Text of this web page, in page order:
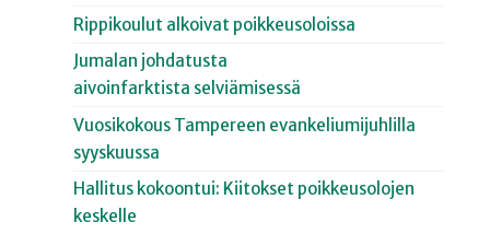
Rippikoulut alkoivat poikkeusoloissa
Jumalan johdatusta
aivoinfarktista selviämisessä
Vuosikokous Tampereen evankeliumijuhlilla
syyskuussa
Hallitus kokoontui: Kiitokset poikkeusolojen
keskelle